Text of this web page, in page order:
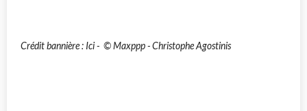
Crédit bannière : Ici - © Maxppp - Christophe Agostinis